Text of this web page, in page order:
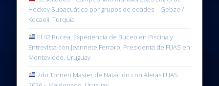
Hockey Subacuático por grupos de edades – Gebze /
Kocaeli, Turquía
El 42 Bucea, Experiencia de Buceo en Piscina y
Entrevista con Jeannete Ferraro, Presidenta de FUAS en
Montevideo, Uruguay
2do Torneo Master de Natación con Aletas FUAS